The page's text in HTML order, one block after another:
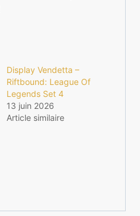
Display Vendetta –
Riftbound: League Of
Legends Set 4
13 juin 2026
Article similaire